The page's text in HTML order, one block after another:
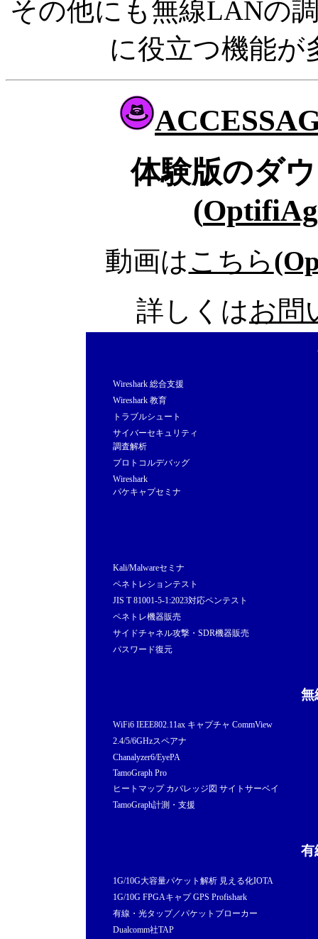
その他にも無線LANの
に役立つ機能が
体験版のダ
(
動画はこちら
詳しくはお問
Wireshark 総合支援
Wireshark 教育
トラブルシュート
サイバーセキュリティ
調査解析
プロトコルデバッグ
Wireshark
パケキャプセミナ
Kali/Malwareセミナ
ペネトレションテスト
JIS T 81001-5-1:2023対応ペンテスト
ペネトレ機器販売
サイドチャネル攻撃・SDR機器販売
パスワード復元
無
WiFi6 IEEE802.11ax キャプチャ CommView
2.4/5/6GHzスペアナ
Chanalyzer6/EyePA
TamoGraph Pro
ヒートマップ カバレッジ図 サイトサーベイ
TamoGraph計測・支援
有
1G/10G大容量パケット解析 見える化IOTA
1G/10G FPGAキャプ GPS Profishark
有線・光タップ／パケットブローカー
Dualcomm社TAP